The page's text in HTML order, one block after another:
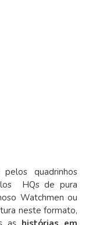
quadrinhos
HQs de pura
Watchmen ou
neste formato,